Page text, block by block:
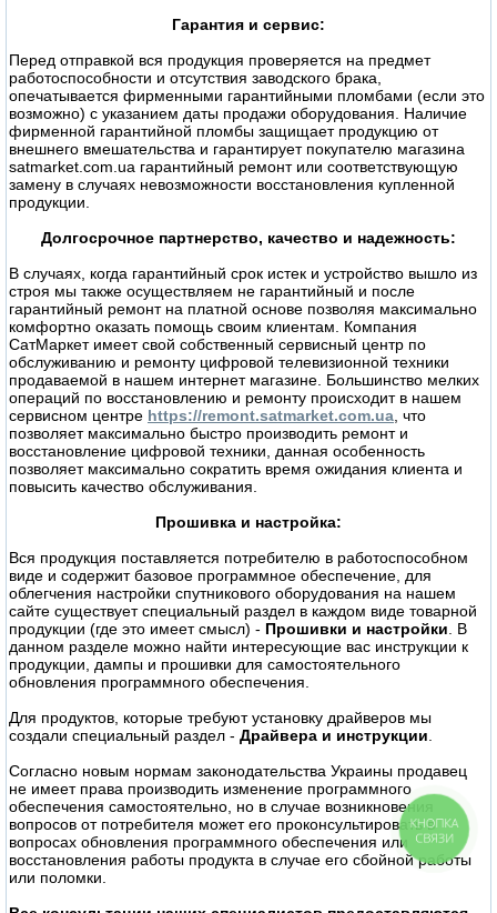
Гарантия и сервис:
Перед отправкой вся продукция проверяется на предмет
работоспособности и отсутствия заводского брака,
опечатывается фирменными гарантийными пломбами (если это
возможно) с указанием даты продажи оборудования. Наличие
фирменной гарантийной пломбы защищает продукцию от
внешнего вмешательства и гарантирует покупателю магазина
satmarket.com.ua гарантийный ремонт или соответствующую
замену в случаях невозможности восстановления купленной
продукции.
Долгосрочное партнерство, качество и надежность:
В случаях, когда гарантийный срок истек и устройство вышло из
строя мы также осуществляем не гарантийный и после
гарантийный ремонт на платной основе позволяя максимально
комфортно оказать помощь своим клиентам. Компания
СатМаркет имеет свой собственный сервисный центр по
обслуживанию и ремонту цифровой телевизионной техники
продаваемой в нашем интернет магазине. Большинство мелких
операций по восстановлению и ремонту происходит в нашем
сервисном центре https://remont.satmarket.com.ua, что
позволяет максимально быстро производить ремонт и
восстановление цифровой техники, данная особенность
позволяет максимально сократить время ожидания клиента и
повысить качество обслуживания.
Прошивка и настройка:
Вся продукция поставляется потребителю в работоспособном
виде и содержит базовое программное обеспечение, для
облегчения настройки спутникового оборудования на нашем
сайте существует специальный раздел в каждом виде товарной
продукции (где это имеет смысл) - Прошивки и настройки. В
данном разделе можно найти интересующие вас инструкции к
продукции, дампы и прошивки для самостоятельного
обновления программного обеспечения.
Для продуктов, которые требуют установку драйверов мы
создали специальный раздел - Драйвера и инструкции.
Согласно новым нормам законодательства Украины продавец
не имеет права производить изменение программного
обеспечения самостоятельно, но в случае возникновения
вопросов от потребителя может его проконсультировать в
вопросах обновления программного обеспечения или
восстановления работы продукта в случае его сбойной работы
или поломки.
КНОПКА
СВЯЗИ